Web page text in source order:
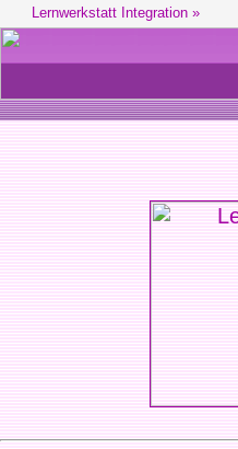
Lernwerkstatt Integration »